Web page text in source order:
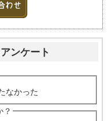
ンケート
なかった
？